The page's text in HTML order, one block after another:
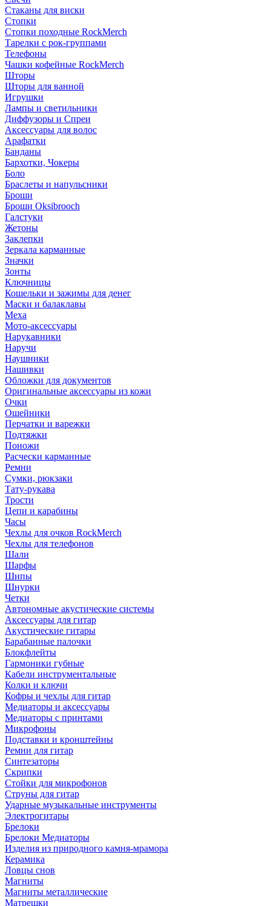
Стаканы для виски
Стопки
Стопки походные RockMerch
Тарелки с рок-группами
Телефоны
Чашки кофейные RockMerch
Шторы
Шторы для ванной
Игрушки
Лампы и светильники
Диффузоры и Спреи
Аксессуары для волос
Арафатки
Банданы
Бархотки, Чокеры
Боло
Браслеты и напульсники
Броши
Броши Oksibrooch
Галстуки
Жетоны
Заклепки
Зеркала карманные
Значки
Зонты
Ключницы
Кошельки и зажимы для денег
Маски и балаклавы
Меха
Мото-аксессуары
Нарукавники
Наручи
Наушники
Нашивки
Обложки для документов
Оригинальные аксессуары из кожи
Очки
Ошейники
Перчатки и варежки
Подтяжки
Поножи
Расчески карманные
Ремни
Сумки, рюкзаки
Тату-рукава
Трости
Цепи и карабины
Часы
Чехлы для очков RockMerch
Чехлы для телефонов
Шали
Шарфы
Шипы
Шнурки
Четки
Автономные акустические системы
Аксессуары для гитар
Акустические гитары
Барабанные палочки
Блокфлейты
Гармоники губные
Кабели инструментальные
Колки и ключи
Кофры и чехлы для гитар
Медиаторы и аксессуары
Медиаторы с принтами
Микрофоны
Подставки и кронштейны
Ремни для гитар
Синтезаторы
Скрипки
Стойки для микрофонов
Струны для гитар
Ударные музыкальные инструменты
Электрогитары
Брелоки
Брелоки Медиаторы
Изделия из природного камня-мрамора
Керамика
Ловцы снов
Магниты
Магниты металлические
Матрешки